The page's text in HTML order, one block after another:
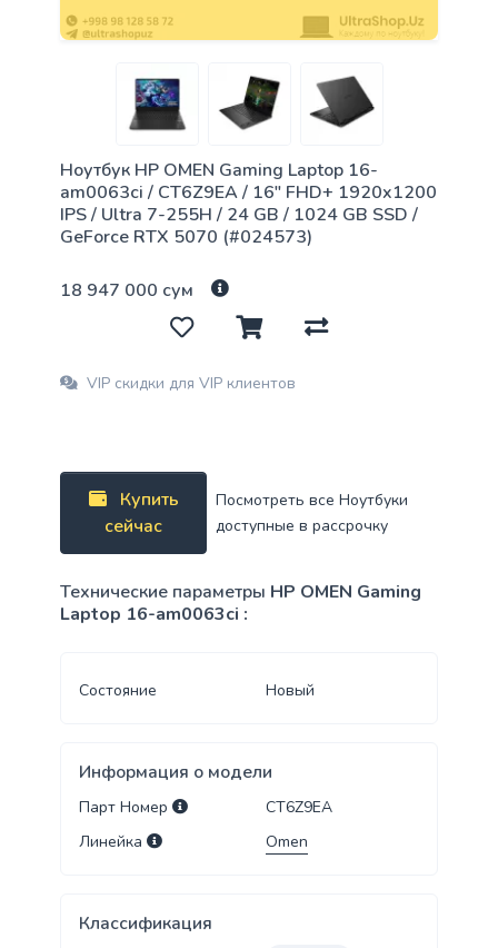
Ноутбук HP OMEN Gaming Laptop 16-
am0063ci / CT6Z9EA / 16" FHD+ 1920x1200
IPS / Ultra 7-255H / 24 GB / 1024 GB SSD /
GeForce RTX 5070 (#024573)
18 947 000 сум
VIP скидки для VIP клиентов
Купить
сейчас
Посмотреть все Ноутбуки
доступные в рассрочку
Технические параметры HP OMEN Gaming
Laptop 16-am0063ci :
Состояние Новый
Информация о модели
Парт Номер
CT6Z9EA
Линейка
Omen
Классификация